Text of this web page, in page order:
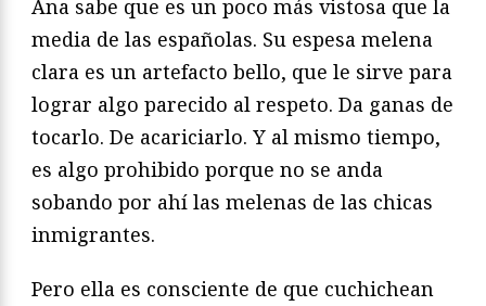
Ana sabe que es un poco más vistosa que la
media de las españolas. Su espesa melena
clara es un artefacto bello, que le sirve para
lograr algo parecido al respeto. Da ganas de
tocarlo. De acariciarlo. Y al mismo tiempo,
es algo prohibido porque no se anda
sobando por ahí las melenas de las chicas
inmigrantes.
Pero ella es consciente de que cuchichean